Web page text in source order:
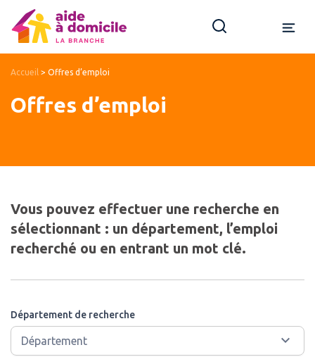
Accueil > Offres d’emploi
Offres d’emploi
Vous pouvez effectuer une recherche en
sélectionnant : un département, l’emploi
recherché ou en entrant un mot clé.
Département de recherche